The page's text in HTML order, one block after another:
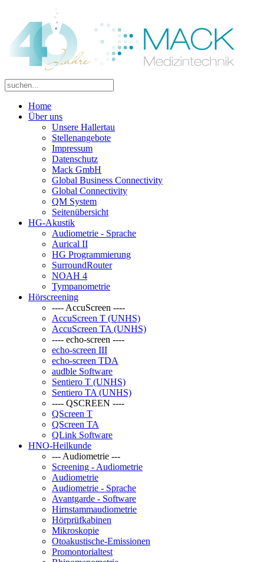
Home
Über uns
Unsere Hallertau
Stellenangebote
Impressum
Datenschutz
Mack GmbH
Global Business Connectivity
Global Connectivity
QM System
Seitenübersicht
HG-Akustik
Audiometrie - Sprache
Aurical II
HG Programmierung
SurroundRouter
NOAH 4
Tympanometrie
Hörscreening
---- AccuScreen ----
AccuScreen T (UNHS)
AccuScreen TA (UNHS)
---- echo-screen ----
echo-screen III
echo-screen TDA
audble Software
Sentiero T (UNHS)
Sentiero TA (UNHS)
---- QSCREEN ----
QScreen T
QScreen TA
QLink Software
HNO-Heilkunde
--- Audiometrie ---
Screening - Audiometrie
Audiometrie
Audiometrie - Sprache
Avantgarde - Software
Hirnstammaudiometrie
Hörprüfkabinen
Mikroskopie
Otoakustische-Emissionen
Promontorialtest